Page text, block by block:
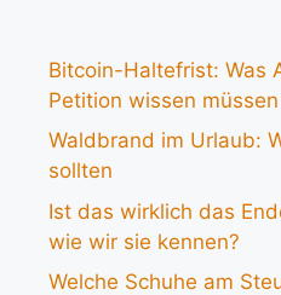
Bitcoin-Haltefrist: Was
Petition wissen müssen
Waldbrand im Urlaub:
sollten
Ist das wirklich das
wie wir sie kennen?
Welche Schuhe am